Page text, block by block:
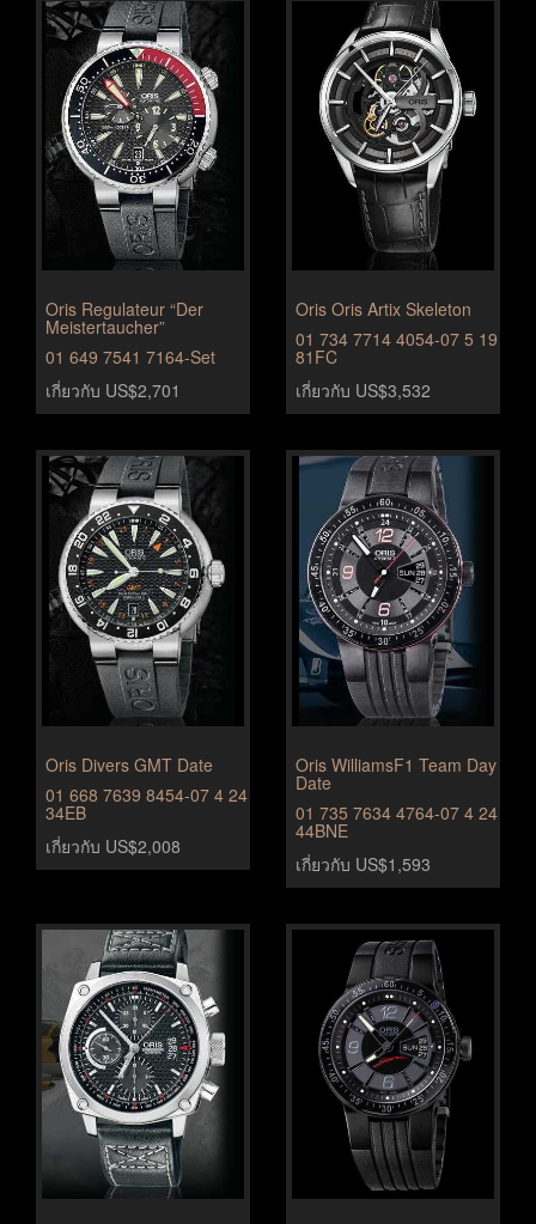
Oris Regulateur “Der
Meistertaucher”
01 649 7541 7164-Set
เกี่ยวกับ US$2,701
Oris Oris Artix Skeleton
01 734 7714 4054-07 5 19
81FC
เกี่ยวกับ US$3,532
Oris Divers GMT Date
01 668 7639 8454-07 4 24
34EB
เกี่ยวกับ US$2,008
Oris WilliamsF1 Team Day
Date
01 735 7634 4764-07 4 24
44BNE
เกี่ยวกับ US$1,593